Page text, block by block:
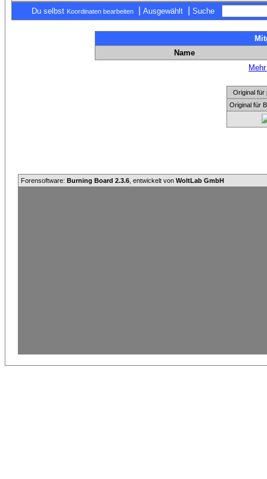
Du selbst Koordinaten bearbeiten Ausgewählt Suche
Name
Original für
Original für
Forensoftware: Burning Board 2.3.6 , entwickelt von WoltLab GmbH